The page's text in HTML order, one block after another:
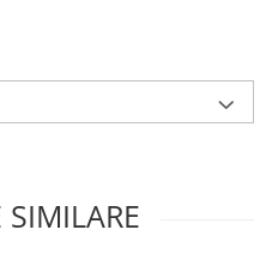
SIMILARE